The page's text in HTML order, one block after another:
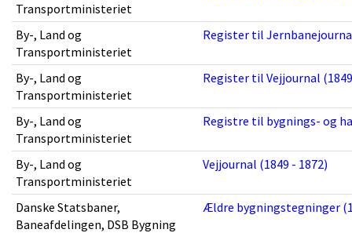
Transportministeriet
By-, Land og
Transportministeriet
Register til
By-, Land og
Transportministeriet
Register til Vejjournal
By-, Land og
Transportministeriet
Registre til bygnings- og
By-, Land og
Transportministeriet
Vejjournal (1849 - 1872)
Danske Statsbaner,
Baneafdelingen, DSB Bygning
Ældre bygningstegninger